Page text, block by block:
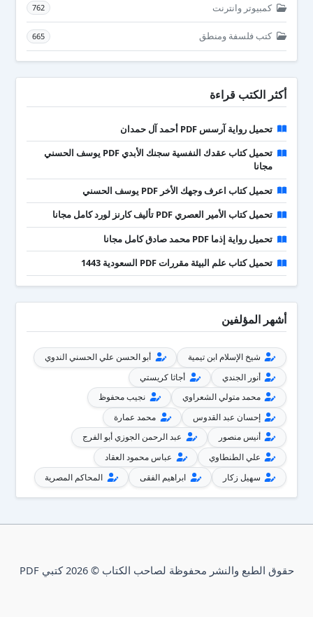
كمبيوتر وانترنت 762
كتب فلسفة ومنطق 665
أكثر الكتب قراءة
تحميل رواية آرسس PDF أحمد آل حمدان
تحميل كتاب عقدك النفسية سجنك الأبدي PDF يوسف الحسني
مجانا
تحميل كتاب اعرف وجهك الأخر PDF يوسف الحسني
تحميل كتاب الأمير العصري PDF تأليف كارنز لورد كامل مجانا
تحميل رواية إذما PDF محمد صادق كامل مجانا
تحميل كتاب علم البيئة مقررات PDF السعودية 1443
أشهر المؤلفين
شيخ الإسلام ابن تيمية
أبو الحسن علي الحسني الندوي
أنور الجندي
أجاثا كريستي
محمد متولي الشعراوي
نجيب محفوظ
إحسان عبد القدوس
محمد عمارة
أنيس منصور
عبد الرحمن الجوزي أبو الفرج
علي الطنطاوي
عباس محمود العقاد
سهيل زكار
ابراهيم الفقى المحاكم المصرية
حقوق الطبع والنشر محفوظة لصاحب الكتاب © 2026 كتبي PDF